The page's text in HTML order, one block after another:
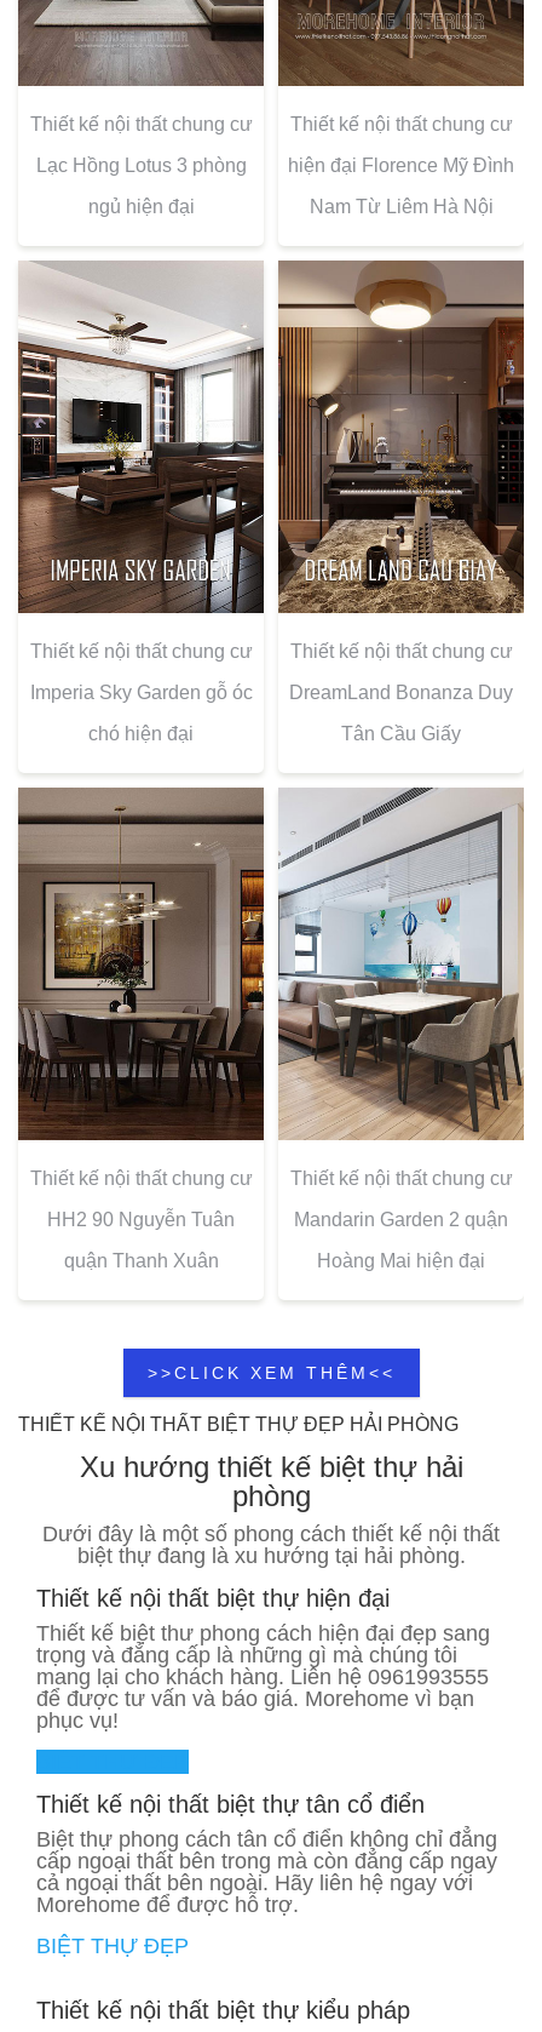
Thiết kế nội thất chung cư
Lạc Hồng Lotus 3 phòng
ngủ hiện đại
Thiết kế nội thất chung cư
hiện đại Florence Mỹ Đình
Nam Từ Liêm Hà Nội
Thiết kế nội thất chung cư
Imperia Sky Garden gỗ óc
chó hiện đại
Thiết kế nội thất chung cư
DreamLand Bonanza Duy
Tân Cầu Giấy
Thiết kế nội thất chung cư
HH2 90 Nguyễn Tuân
quận Thanh Xuân
Thiết kế nội thất chung cư
Mandarin Garden 2 quận
Hoàng Mai hiện đại
>>CLICK XEM THÊM<<
THIẾT KẾ NỘI THẤT BIỆT THỰ ĐẸP HẢI PHÒNG
Xu hướng thiết kế biệt thựhải
phòng
Dưới đây là một số phong cách thiết kế nội thất
biệt thự đang là xu hướng tại hải phòng.
Thiết kế nội thất biệt thự hiện đại
Thiết kế biệt thư phong cách hiện đại đẹp sang
trọng và đẳng cấp là những gì mà chúng tôi
mang lại cho khách hàng. Liên hệ 0961993555
để được tư vấn và báo giá. Morehome vì bạn
phục vụ!
Thiết kế nội thất biệt thự tân cổ điển
Biệt thự phong cách tân cổ điển không chỉ đẳng
cấp ngoại thất bên trong mà còn đẳng cấp ngay
cả ngoại thất bên ngoài. Hãy liên hệ ngay với
Morehome để được hỗ trợ.
BIỆT THỰ ĐẸP
Thiết kế nội thất biệt thự kiểu pháp